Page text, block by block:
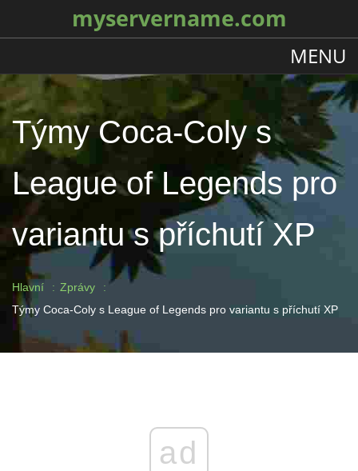
myservername.com
MENU
Týmy Coca-Coly s
League of Legends pro
variantu s příchutí XP
Hlavní
Zprávy
Týmy Coca-Coly s League of Legends pro variantu s příchutí XP
ad